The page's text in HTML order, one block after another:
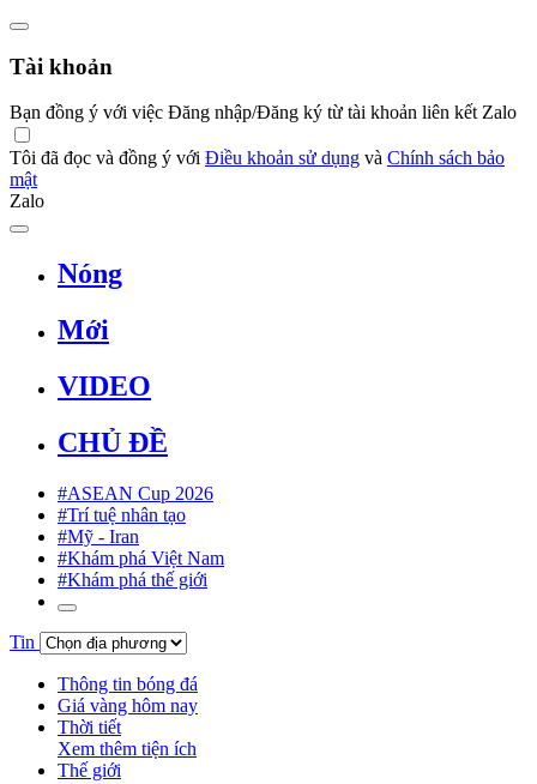
Tài khoản
Bạn đồng ý với việc Đăng nhập/Đăng ký từ tài khoản liên kết Zalo
Tôi đã đọc và đồng ý với Điều khoản sử dụng và Chính sách bảo
mật
Zalo
Nóng
Mới
VIDEO
CHỦ ĐỀ
#ASEAN Cup 2026
#Trí tuệ nhân tạo
#Mỹ - Iran
#Khám phá Việt Nam
#Khám phá thế giới
Tin
Thông tin bóng đá
Giá vàng hôm nay
Thời tiết
Xem thêm tiện ích
Thế giới